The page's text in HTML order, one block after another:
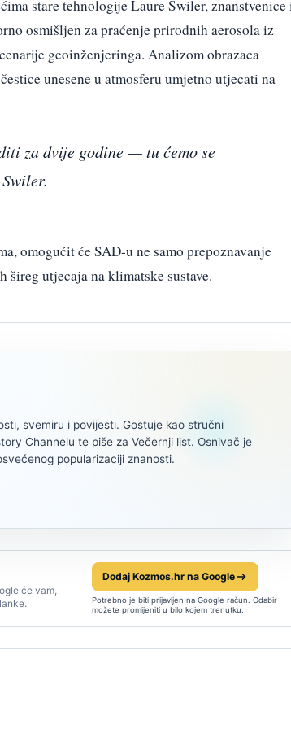
stare tehnologije Laure Swiler, znanstvenice
osmišljen za praćenje prirodnih aerosola iz
geoinženjeringa. Analizom obrazaca
unesene u atmosferu umjetno utjecati na
za dvije godine — tu ćemo se
omogućit će SAD-u ne samo prepoznavanje
utjecaja na klimatske sustave.
svemiru i povijesti. Gostuje kao stručni
Channelu te piše za Večernji list. Osnivač je
popularizaciji znanosti.
će vam,
Dodaj Kozmos.hr na Google
Potrebno je biti prijavljen na Google račun. Odabir
možete promijeniti u bilo kojem trenutku.